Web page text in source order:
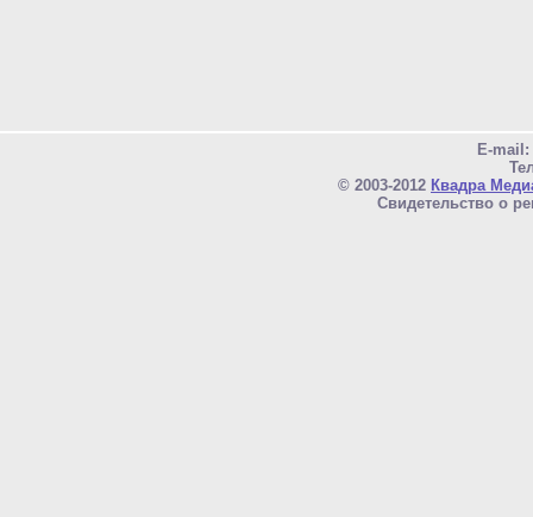
E-mail:
© 2003-2012 Квадра
Свидетельство о